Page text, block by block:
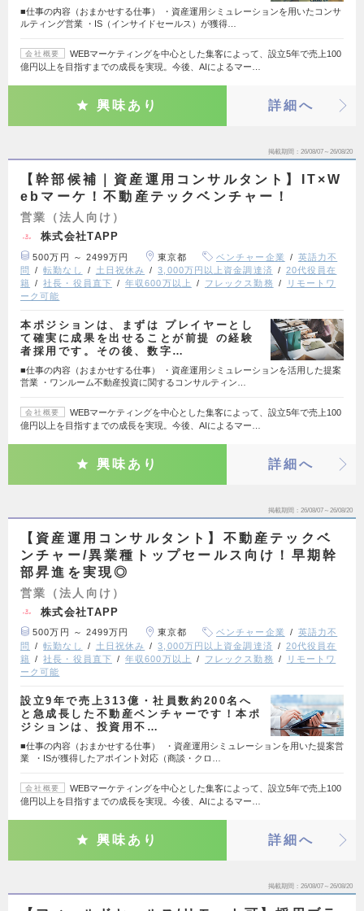
■仕事の内容（おまかせする仕事） ・資産運用シミュレーションを用いたコンサ
ルティング営業 ・IS（インサイドセールス）が獲得…
会社概要
WEBマーケティングを中心とした集客によって、設立5年で売上100
億円以上を目指すまでの成長を実現。今後、AIによるマー…
興味あり 詳細へ
掲載期間 26/08/07～26/08/20
【幹部候補｜資産運用コンサルタント】IT×W
ebマーケ！不動産テックベンチャー！
営業（法人向け）
株式会社TAPP
500万円 ～ 2499万円 東京都 ベンチャー企業
英語力不
問
転勤なし 土日祝休み 3,000万円以上資金調達済
20代役員在
籍
社長・役員直下 年収600万以上 フレックス勤務
リモートワ
ーク可能
本ポジションは、まずは プレイヤーとし
て確実に成果を出せることが前提 の経験
者採用です。その後、数字…
■仕事の内容（おまかせする仕事） ・資産運用シミュレーションを活用した提案
営業 ・ワンルーム不動産投資に関するコンサルティン…
会社概要
WEBマーケティングを中心とした集客によって、設立5年で売上100
億円以上を目指すまでの成長を実現。今後、AIによるマー…
興味あり 詳細へ
掲載期間 26/08/07～26/08/20
【資産運用コンサルタント】不動産テックベ
ンチャー/異業種トップセールス向け！早期幹
部昇進を実現◎
営業（法人向け）
株式会社TAPP
500万円 ～ 2499万円 東京都 ベンチャー企業
英語力不
問
転勤なし 土日祝休み 3,000万円以上資金調達済
20代役員在
籍
社長・役員直下 年収600万以上 フレックス勤務
リモートワ
ーク可能
設立9年で売上313億・社員数約200名へ
と急成長した不動産ベンチャーです！本ポ
ジションは、投資用不…
■仕事の内容（おまかせする仕事） ・資産運用シミュレーションを用いた提案営
業 ・ISが獲得したアポイント対応（商談・クロ…
会社概要
WEBマーケティングを中心とした集客によって、設立5年で売上100
億円以上を目指すまでの成長を実現。今後、AIによるマー…
興味あり 詳細へ
掲載期間 26/08/07～26/08/20